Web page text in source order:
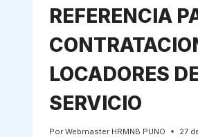
REFERENCIA
LOCADORES
SERVICIO
Por Webmaster HRMNB PUNO 27